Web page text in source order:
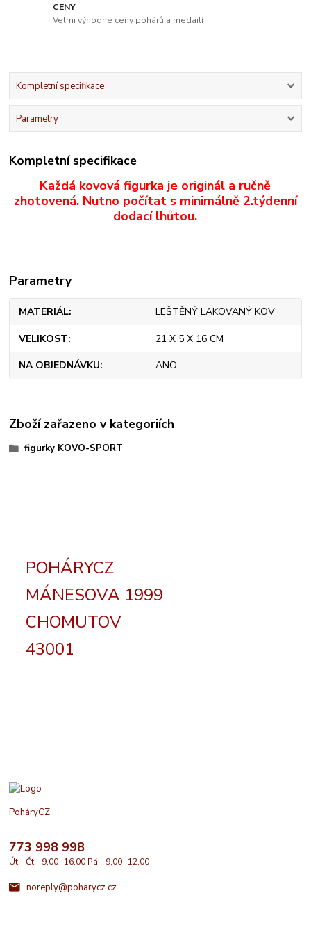
CENY
Velmi výhodné ceny pohárů a medailí
Kompletní specifikace
Parametry
Kompletní specifikace
Každá kovová figurka je originál a ručně
zhotovená. Nutno počítat s minimálně 2.týdenní
dodací lhůtou.
Parametry
MATERIÁL LEŠTĚNÝ LAKOVANÝ KOV
VELIKOST 21 X 5 X 16 CM
NA OBJEDNÁVKU ANO
Zboží zařazeno v kategoriích
figurky KOVO-SPORT
POHÁRYCZ
MÁNESOVA 1999
CHOMUTOV
43001
PoháryCZ
773 998 998
Út - Čt - 9,00 -16,00 Pá - 9,00 -12,00
noreply@poharycz.cz